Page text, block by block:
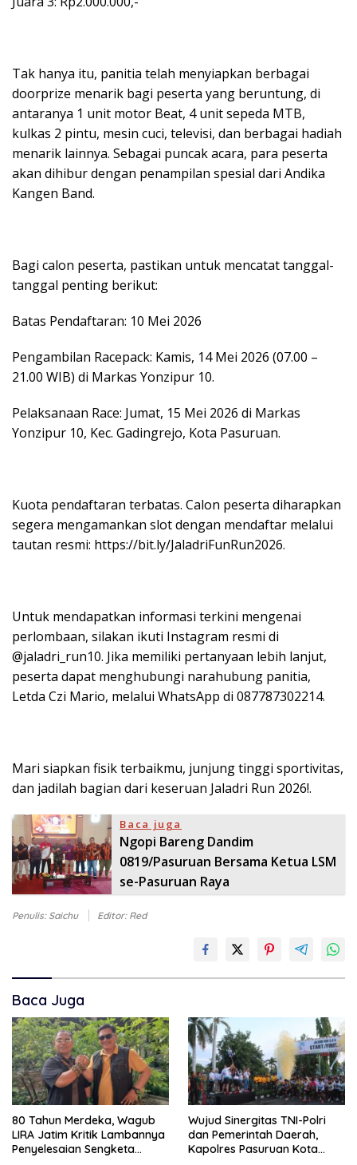
Tak hanya itu, panitia telah menyiapkan berbagai
doorprize menarik bagi peserta yang beruntung, di
antaranya 1 unit motor Beat, 4 unit sepeda MTB,
kulkas 2 pintu, mesin cuci, televisi, dan berbagai hadiah
menarik lainnya. Sebagai puncak acara, para peserta
akan dihibur dengan penampilan spesial dari Andika
Kangen Band.
Bagi calon peserta, pastikan untuk mencatat tanggal-
tanggal penting berikut:
Batas Pendaftaran: 10 Mei 2026
Pengambilan Racepack: Kamis, 14 Mei 2026 (07.00 –
21.00 WIB) di Markas Yonzipur 10.
Pelaksanaan Race: Jumat, 15 Mei 2026 di Markas
Yonzipur 10, Kec. Gadingrejo, Kota Pasuruan.
Kuota pendaftaran terbatas. Calon peserta diharapkan
segera mengamankan slot dengan mendaftar melalui
tautan resmi: https://bit.ly/JaladriFunRun2026.
Untuk mendapatkan informasi terkini mengenai
perlombaan, silakan ikuti Instagram resmi di
@jaladri_run10. Jika memiliki pertanyaan lebih lanjut,
peserta dapat menghubungi narahubung panitia,
Letda Czi Mario, melalui WhatsApp di 087787302214.
Mari siapkan fisik terbaikmu, junjung tinggi sportivitas,
dan jadilah bagian dari keseruan Jaladri Run 2026!.
Baca juga
Ngopi Bareng Dandim
0819/Pasuruan Bersama Ketua LSM
se-Pasuruan Raya
Penulis: Saichu Editor: Red
Baca Juga
80 Tahun Merdeka, Wagub
LIRA Jatim Kritik Lambannya
Penyelesaian Sengketa
Wujud Sinergitas TNI-Polri
dan Pemerintah Daerah,
Kapolres Pasuruan Kota